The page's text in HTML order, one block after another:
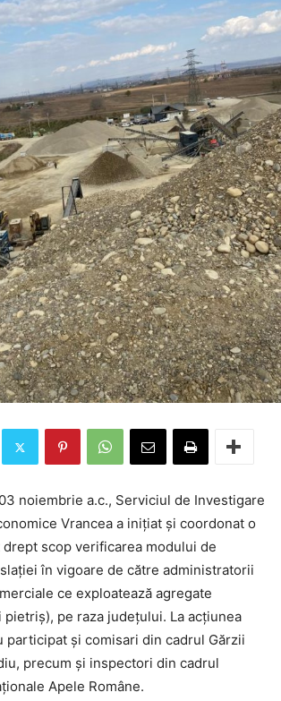
noiembrie a.c., Serviciul de Investigare
Vrancea a iniţiat şi coordonat o
drept scop verificarea modului de
în vigoare de către administratorii
ce exploatează agregate
pe raza judeţului. La acţiunea
participat și comisari din cadrul Gărzii
precum și inspectori din cadrul
Apele Române.